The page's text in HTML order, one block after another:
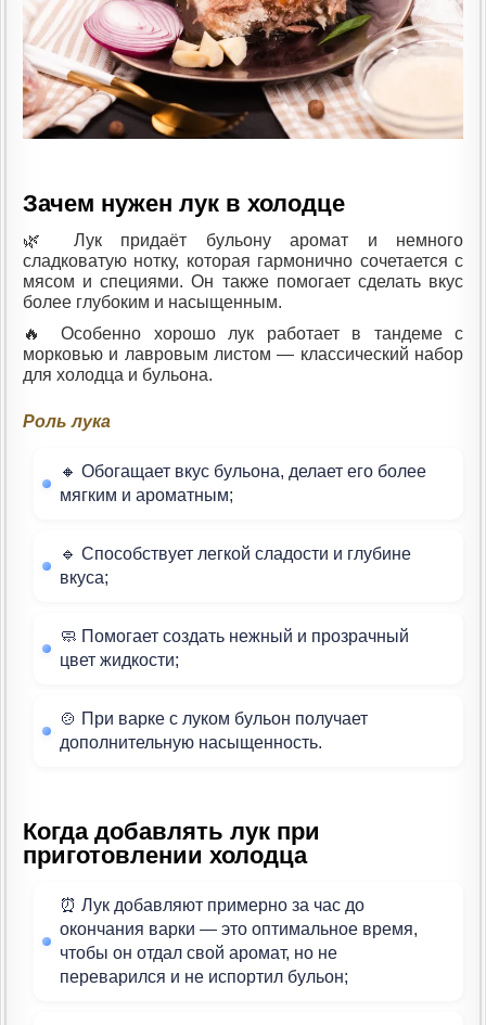
Зачем нужен лук в холодце
🌿 Лук придаёт бульону аромат и немного
сладковатую нотку, которая гармонично сочетается с
мясом и специями. Он также помогает сделать вкус
более глубоким и насыщенным.
🔥 Особенно хорошо лук работает в тандеме с
морковью и лавровым листом — классический набор
для холодца и бульона.
Роль лука
🔸 Обогащает вкус бульона, делает его более
мягким и ароматным;
🔹 Способствует легкой сладости и глубине
вкуса;
🧼 Помогает создать нежный и прозрачный
цвет жидкости;
🍲 При варке с луком бульон получает
дополнительную насыщенность.
Когда добавлять лук при
приготовлении холодца
⏰ Лук добавляют примерно за час до
окончания варки — это оптимальное время,
чтобы он отдал свой аромат, но не
переварился и не испортил бульон;